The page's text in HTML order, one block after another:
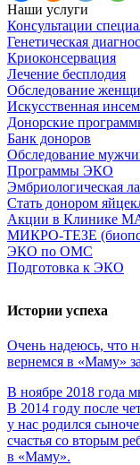
Наши услуги
Консультации
Генетическая
Криоконсервация
Лечение бесплодия
Обследование
Искусственная
Донорские
Банк доноров
Обследование
Программы ЭКО
Эмбриологическая
Стать донором
Акции в Клинике
МИКРО-ТЕЗЕ
ЭКО по ОМС
Подготовка к ЭКО
Истории успеха
Очень надеюсь, что
вернемся в «Маму» за
В ноябре 2018 года
В 2014 году после
у нас родился
счастья со вторым
в «Маму».